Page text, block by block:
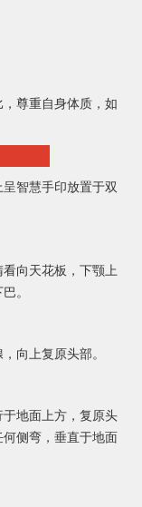
尊重自身体质，如
智慧手印放置于双
向天花板，下颚上
。
向上复原头部。
地面上方，复原头
侧弯，垂直于地面